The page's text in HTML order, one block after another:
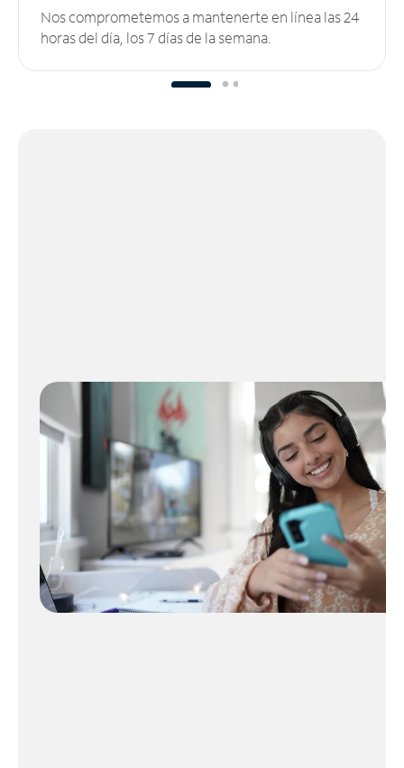
Nos comprometemos a mantenerte en línea las 24
horas del día, los 7 días de la semana.